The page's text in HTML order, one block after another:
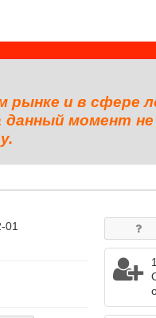
рынке и в сфере
момент
01